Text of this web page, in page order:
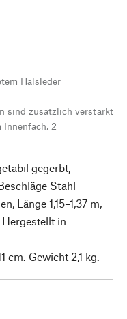
Halsleder
sind zusätzlich verstärkt
Innenfach, 2
gegerbt,
Stahl
Länge 1,15–1,37 m,
in
cm. Gewicht 2,1 kg.